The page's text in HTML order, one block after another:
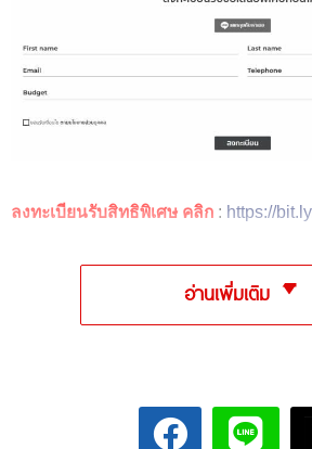
ลงทะเบียนรับสิทธิพิเศษ คลิก : https://
อ่านเพิ่มเติม